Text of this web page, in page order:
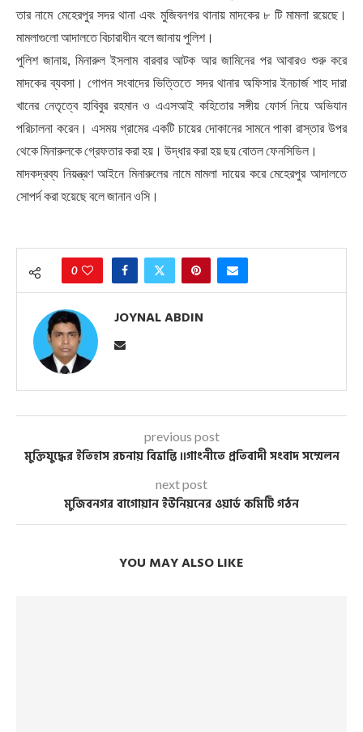
তার নামে মেহেরপুর সদর থানা এবং মুজিবনগর থানায় মাদকের ৮ টি মামলা রয়েছে।
মামলাগুলো আদালতে বিচারাধীন বলে জানায় পুলিশ। ‌
পুলিশ জানায়, মিনারুল ইসলাম বারবার আটক আর জামিনের পর আবারও শুরু করে
মাদকের ব্যবসা। গোপন সংবাদের ভিত্তিতে সদর থানার অফিসার ইনচার্জ শাহ দারা
খানের নেতৃত্বে হাবিবুর রহমান ও এএসআই কহিতোর সঙ্গীয় ফোর্স নিয়ে অভিযান
পরিচালনা করেন। এসময় গ্রামের একটি চায়ের দোকানের সামনে পাকা রাস্তার উপর
থেকে মিনারুলকে গ্রেফতার করা হয়। উদ্ধার করা হয় ছয় বোতল ফেনসিডিল।
মাদকদ্রব্য নিয়ন্ত্রণ আইনে মিনারুলের নামে মামলা দায়ের করে মেহেরপুর আদালতে
সোপর্দ করা হয়েছে বলে জানান ওসি।
0
JOYNAL ABDIN
previous post
মুক্তিযুদ্ধের ইতিহাস রচনায় বিভ্রান্তি ।।গাংনীতে প্রতিবাদী সংবাদ সম্মেলন
next post
মুজিবনগর বাগোয়ান ইউনিয়নের ওয়ার্ড কমিটি গঠন
YOU MAY ALSO LIKE